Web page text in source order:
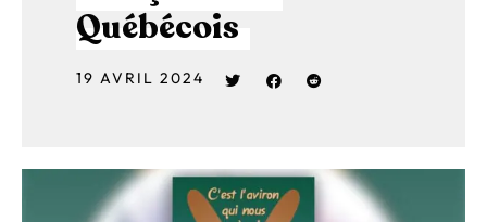
Québécois
19 AVRIL 2024